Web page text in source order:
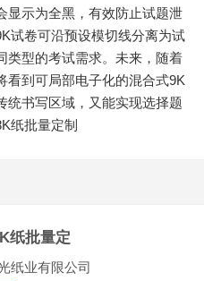
显示为全黑，有效防止试题泄
试卷可沿预设模切线分离为试
类型的考试需求。未来，随着
看到可局部电子化的混合式9K
统书写区域，又能实现选择题
纸批量定制
纸批量定
纸业有限公司